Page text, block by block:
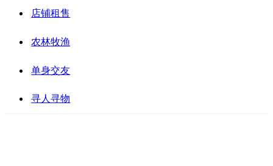
店铺租售
农林牧渔
单身交友
寻人寻物